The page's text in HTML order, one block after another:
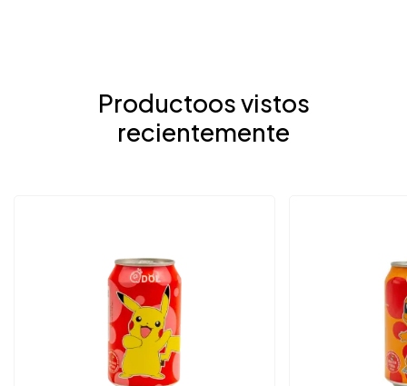
Productoos vistos
recientemente